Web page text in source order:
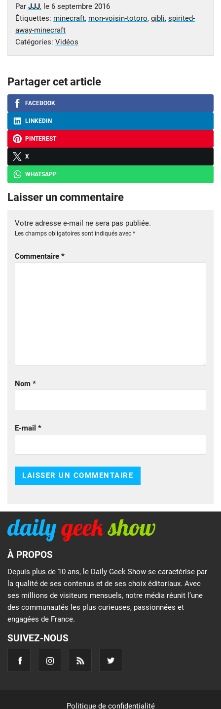
Par JJJ, le 6 septembre 2016
Étiquettes: minecraft, mon-voisin-totoro, gibli, spirited-
away-minecraft
Catégories: Vidéos
Partager cet article
FACEBOOK
LINKEDIN
PINTEREST
X
WHATSAPP
Laisser un commentaire
Votre adresse e-mail ne sera pas publiée.
Les champs obligatoires sont indiqués avec *
Commentaire *
Nom *
E-mail *
À PROPOS
Depuis plus de 10 ans, le Daily Geek Show se caractérise par
la qualité de ses contenus et de ses choix éditoriaux. Avec
ses millions de visiteurs mensuels, notre média réunit l’une
des communautés les plus curieuses, passionnées et
engagées de France.
SUIVEZ-NOUS
Politique de confidentialité